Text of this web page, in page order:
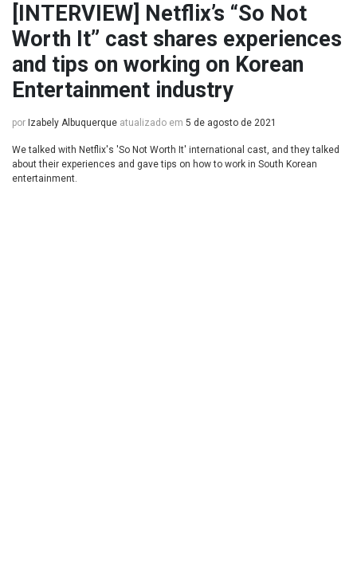
[INTERVIEW] Netflix’s “So Not
Worth It” cast shares experiences
and tips on working on Korean
Entertainment industry
por Izabely Albuquerque atualizado em 5 de agosto de 2021
We talked with Netflix's 'So Not Worth It' international cast, and they talked
about their experiences and gave tips on how to work in South Korean
entertainment.